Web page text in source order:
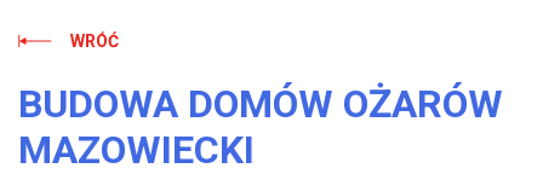
WRÓĆ
BUDOWA DOMÓW OŻARÓW
MAZOWIECKI